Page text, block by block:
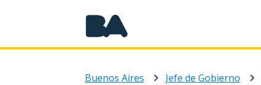
Buenos Aires Jefe de Gobierno